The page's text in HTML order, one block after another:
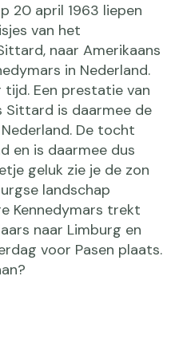
20 april 1963 liepen
van het
naar Amerikaans
in Nederland.
Een prestatie van
Sittard is daarmee de
De tocht
en is daarmee dus
geluk zie je de zon
landschap
Kennedymars trekt
naar Limburg en
voor Pasen plaats.